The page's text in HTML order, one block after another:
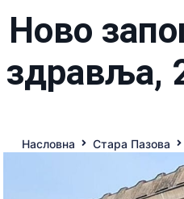
Ново
здравља,
Насловна Стара Пазова